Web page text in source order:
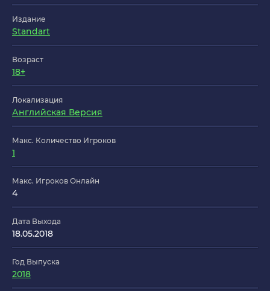
Издание
Standart
Возраст
18+
Локализация
Английская Версия
Макс. Количество Игроков
1
Макс. Игроков Онлайн
4
Дата Выхода
18.05.2018
Год Выпуска
2018